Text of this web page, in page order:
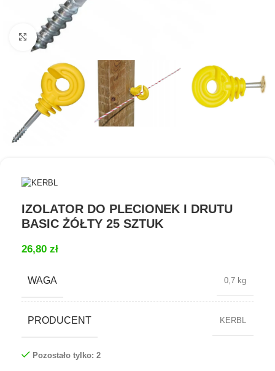
Kliknij aby powiększyć
IZOLATOR DO PLECIONEK I DRUTU
BASIC ŻÓŁTY 25 SZTUK
26,80 zł
WAGA 0,7 kg
PRODUCENT KERBL
Pozostało tylko: 2